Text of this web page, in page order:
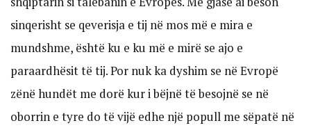
sinqerisht se qeverisja e tij në mos më e mira e
mundshme, është ku e ku më e mirë se ajo e
paraardhësit të tij. Por nuk ka dyshim se në Evropë
zënë hundët me dorë kur i bëjnë të besojnë se në
oborrin e tyre do të vijë edhe një popull me sëpatë në